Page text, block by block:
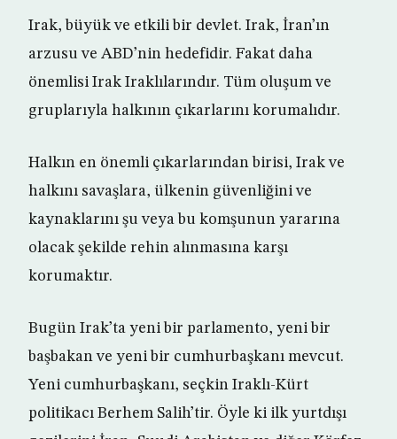
Irak, büyük ve etkili bir devlet. Irak, İran’ın
arzusu ve ABD’nin hedefidir. Fakat daha
önemlisi Irak Iraklılarındır. Tüm oluşum ve
gruplarıyla halkının çıkarlarını korumalıdır.
Halkın en önemli çıkarlarından birisi, Irak ve
halkını savaşlara, ülkenin güvenliğini ve
kaynaklarını şu veya bu komşunun yararına
olacak şekilde rehin alınmasına karşı
korumaktır.
Bugün Irak’ta yeni bir parlamento, yeni bir
başbakan ve yeni bir cumhurbaşkanı mevcut.
Yeni cumhurbaşkanı, seçkin Iraklı-Kürt
politikacı Berhem Salih’tir. Öyle ki ilk yurtdışı